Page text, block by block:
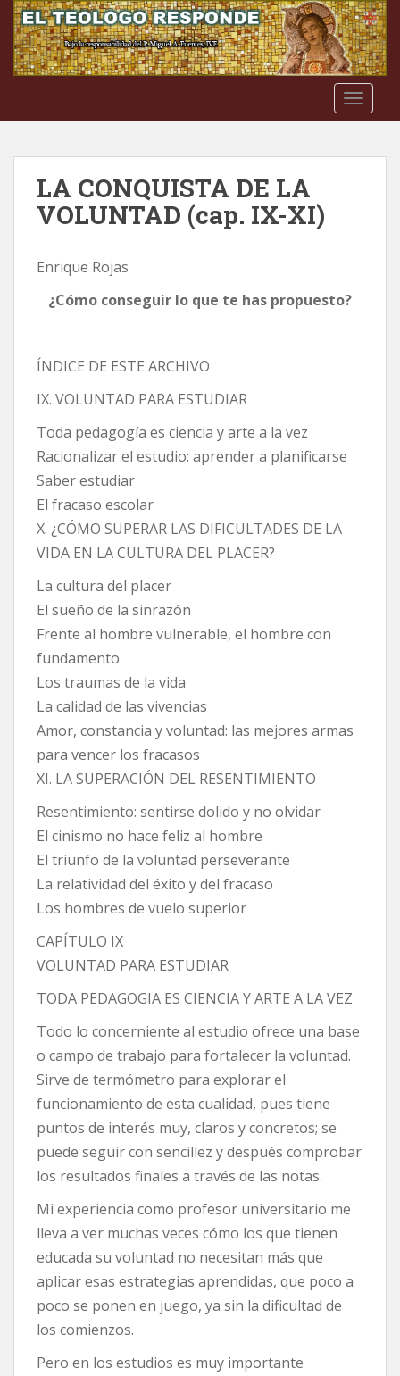
LA CONQUISTA DE LA
VOLUNTAD (cap. IX-XI)
Enrique Rojas
¿Cómo conseguir lo que te has propuesto?
ÍNDICE DE ESTE ARCHIVO
IX. VOLUNTAD PARA ESTUDIAR
Toda pedagogía es ciencia y arte a la vez
Racionalizar el estudio: aprender a planificarse
Saber estudiar
El fracaso escolar
X. ¿CÓMO SUPERAR LAS DIFICULTADES DE LA
VIDA EN LA CULTURA DEL PLACER?
La cultura del placer
El sueño de la sinrazón
Frente al hombre vulnerable, el hombre con
fundamento
Los traumas de la vida
La calidad de las vivencias
Amor, constancia y voluntad: las mejores armas
para vencer los fracasos
XI. LA SUPERACIÓN DEL RESENTIMIENTO
Resentimiento: sentirse dolido y no olvidar
El cinismo no hace feliz al hombre
El triunfo de la voluntad perseverante
La relatividad del éxito y del fracaso
Los hombres de vuelo superior
CAPÍTULO IX
VOLUNTAD PARA ESTUDIAR
TODA PEDAGOGIA ES CIENCIA Y ARTE A LA VEZ
Todo lo concerniente al estudio ofrece una base
o campo de trabajo para fortalecer la voluntad.
Sirve de termómetro para explorar el
funcionamiento de esta cualidad, pues tiene
puntos de interés muy, claros y concretos; se
puede seguir con sencillez y después comprobar
los resultados finales a través de las notas.
Mi experiencia como profesor universitario me
lleva a ver muchas veces cómo los que tienen
educada su voluntad no necesitan más que
aplicar esas estrategias aprendidas, que poco a
poco se ponen en juego, ya sin la dificultad de
los comienzos.
Pero en los estudios es muy importante